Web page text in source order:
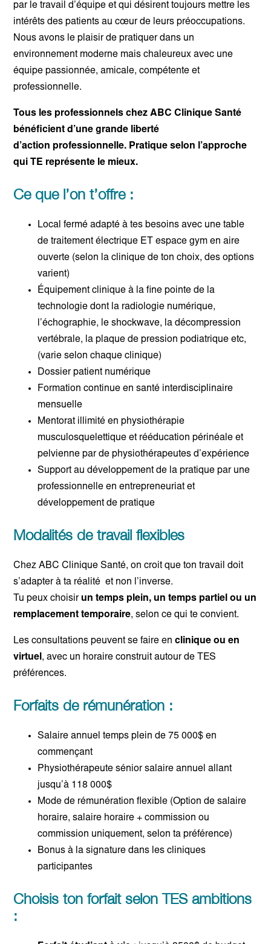
par le travail d’équipe et qui désirent toujours mettre les
intérêts des patients au cœur de leurs préoccupations.
Nous avons le plaisir de pratiquer dans un
environnement moderne mais chaleureux avec une
équipe passionnée, amicale, compétente et
professionnelle.
Tous les professionnels chez ABC Clinique Santé
bénéficient d’une grande liberté
d’action professionnelle. Pratique selon l’approche
qui TE représente le mieux.
Ce que l’on t’offre :
Local fermé adapté à tes besoins avec une table
de traitement électrique ET espace gym en aire
ouverte (selon la clinique de ton choix, des options
varient)
Équipement clinique à la fine pointe de la
technologie dont la radiologie numérique,
l’échographie, le shockwave, la décompression
vertébrale, la plaque de pression podiatrique etc,
(varie selon chaque clinique)
Dossier patient numérique
Formation continue en santé interdisciplinaire
mensuelle
Mentorat illimité en physiothérapie
musculosquelettique et rééducation périnéale et
pelvienne par de physiothérapeutes d’expérience
Support au développement de la pratique par une
professionnelle en entrepreneuriat et
développement de pratique
Modalités de travail flexibles
Chez ABC Clinique Santé, on croit que ton travail doit
s’adapter à ta réalité et non l’inverse.
Tu peux choisir un temps plein, un temps partiel ou un
remplacement temporaire, selon ce qui te convient.
Les consultations peuvent se faire enclinique ou en
virtuel, avec un horaire construit autour de TES
préférences.
Forfaits de rémunération :
Salaire annuel temps plein de 75 000$ en
commençant
Physiothérapeute sénior salaire annuel allant
jusqu’à 118 000$
Mode de rémunération flexible (Option de salaire
horaire, salaire horaire + commission ou
commission uniquement, selon ta préférence)
Bonus à la signature dans les cliniques
participantes
Choisis ton forfait selon TES ambitions
: